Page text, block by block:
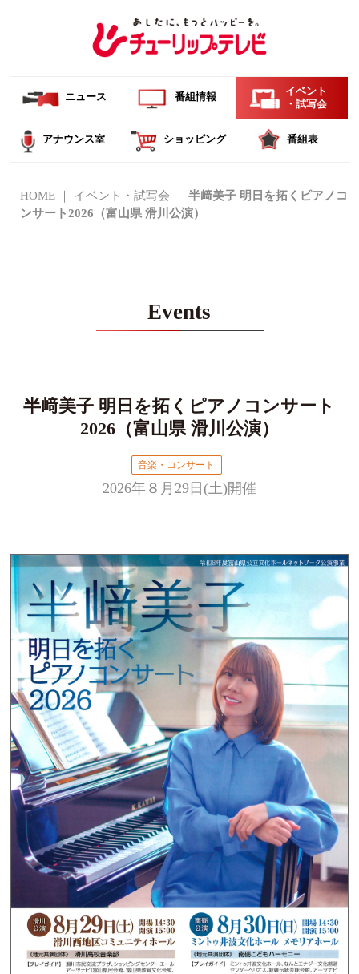
ニュース 番組情報
イベント
・試写会
アナウンス室 ショッピング 番組表
HOME イベント・試写会
半﨑美子 明日を拓くピアノコ
ンサート2026（富山県 滑川公演）
Events
半﨑美子 明日を拓くピアノコンサート
2026（富山県 滑川公演）
音楽・コンサート
2026年８月29日(土)開催